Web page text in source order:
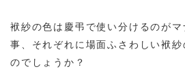
袱紗の色は慶弔で使い分けるのが
事、それぞれに場面ふさわしい袱
のでしょうか？